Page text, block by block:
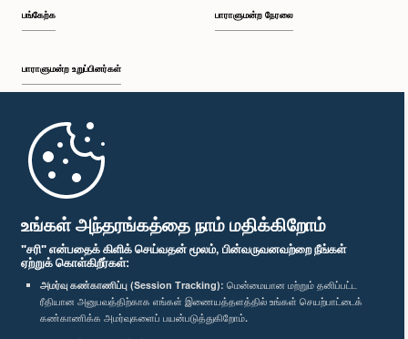
உங்கள் அந்தரங்கத்தை நாம் மதிக்கிறோம்
"சரி" என்பதைக் கிளிக் செய்வதன் மூலம், பின்வருவனவற்றை நீங்கள்
ஏற்றுக் கொள்கிறீர்கள்:
அமர்வு கண்காணிப்பு (Session Tracking): மென்மையான மற்றும் தனிப்பட்ட
ரீதியான அனுபவத்திற்காக எங்கள் இணையத்தளத்தில் உங்கள் செயற்பாட்டைக்
கண்காணிக்க அமர்வுகளைப் பயன்படுத்துகிறோம்.
பங்கேற்க
பாராளுமன்ற உறுப்பினர்கள்
முதற்பக்கம்
பாராளுமன்ற நேரலை
பாராளுமன்ற கையடக்க செயலி
எம்மை பின்தொடர்க :